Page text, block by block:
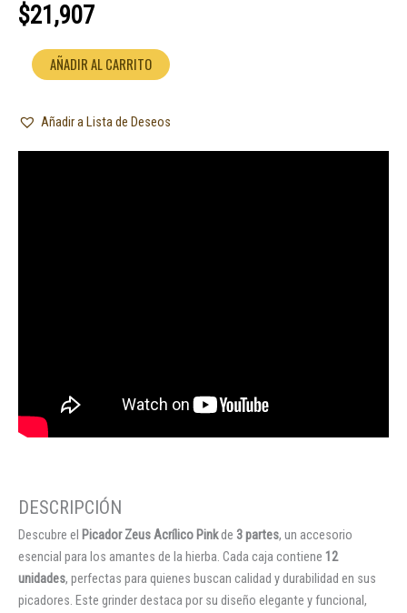
$21,907
127445
cantidad
AÑADIR AL CARRITO
Añadir a Lista de Deseos
Descubre el Picador Zeus Acrílico Pinkde 3 partes, un accesorio
esencial para los amantes de la hierba. Cada caja contiene 12
unidades, perfectas para quienes buscan calidad y durabilidad en sus
picadores. Este grinder destaca por su diseño elegante y funcional,